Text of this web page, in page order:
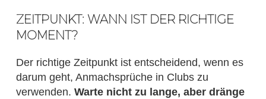
ZEITPUNKT: WANN IST DER RICHTIGE
MOMENT?
Der richtige Zeitpunkt ist entscheidend, wenn es
darum geht, Anmachsprüche in Clubs zu
verwenden. Warte nicht zu lange, aber dränge